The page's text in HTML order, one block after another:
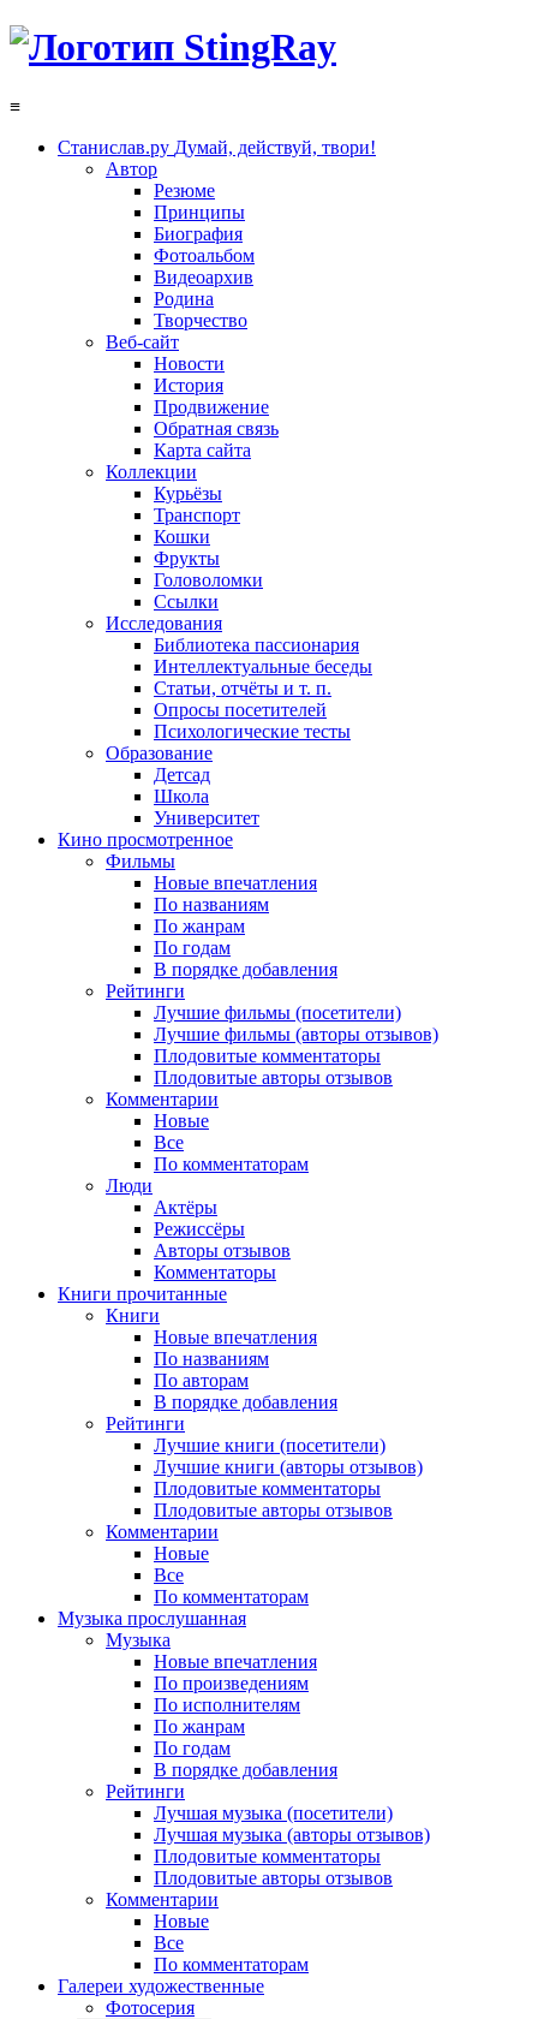
≡
Станислав.ру Думай, действуй, твори!
Автор
Резюме
Принципы
Биография
Фотоальбом
Видеоархив
Родина
Творчество
Веб-сайт
Новости
История
Продвижение
Обратная связь
Карта сайта
Коллекции
Курьёзы
Транспорт
Кошки
Фрукты
Головоломки
Ссылки
Исследования
Библиотека пассионария
Интеллектуальные беседы
Статьи, отчёты и т. п.
Опросы посетителей
Психологические тесты
Образование
Детсад
Школа
Университет
Кино просмотренное
Фильмы
Новые впечатления
По названиям
По жанрам
По годам
В порядке добавления
Рейтинги
Лучшие фильмы (посетители)
Лучшие фильмы (авторы отзывов)
Плодовитые комментаторы
Плодовитые авторы отзывов
Комментарии
Новые
Все
По комментаторам
Люди
Актёры
Режиссёры
Авторы отзывов
Комментаторы
Книги прочитанные
Книги
Новые впечатления
По названиям
По авторам
В порядке добавления
Рейтинги
Лучшие книги (посетители)
Лучшие книги (авторы отзывов)
Плодовитые комментаторы
Плодовитые авторы отзывов
Комментарии
Новые
Все
По комментаторам
Музыка прослушанная
Музыка
Новые впечатления
По произведениям
По исполнителям
По жанрам
По годам
В порядке добавления
Рейтинги
Лучшая музыка (посетители)
Лучшая музыка (авторы отзывов)
Плодовитые комментаторы
Плодовитые авторы отзывов
Комментарии
Новые
Все
По комментаторам
Галереи художественные
Фотосерия